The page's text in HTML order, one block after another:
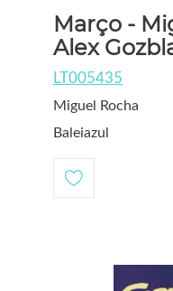
Março -
Alex
LT005435
Miguel Rocha
Baleiazul